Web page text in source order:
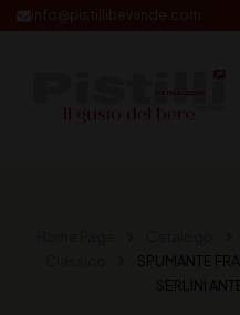
SPUMANTE
SERLINI